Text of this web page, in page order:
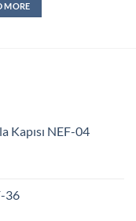
MORE
Kapısı NEF-04
36